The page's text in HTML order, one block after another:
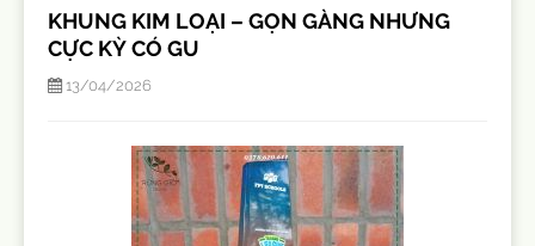
KHUNG KIM LOẠI – GỌN GÀNG NHƯNG
CỰC KỲ CÓ GU
13/04/2026